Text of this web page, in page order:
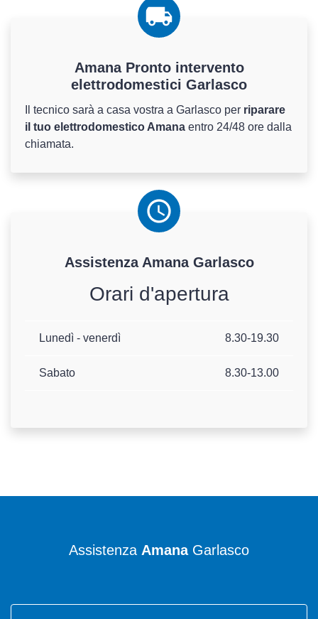
Amana Pronto intervento
elettrodomestici Garlasco
Il tecnico sarà a casa vostra a Garlasco per riparare
il tuo elettrodomestico Amana entro 24/48 ore dalla
chiamata.
Assistenza AmanaGarlasco
Orari d'apertura
Lunedì - venerdì 8.30-19.30
Sabato 8.30-13.00
Assistenza AmanaGarlasco